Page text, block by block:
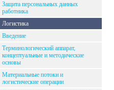
Защита персональных данных
работника
Логистика
Введение
Терминологический аппарат,
концептуальные и методические
основы
Материальные потоки и
логистические операции